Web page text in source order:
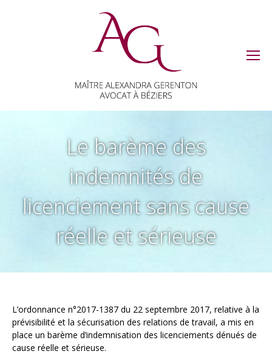
Le barème des
indemnités de
licenciement sans cause
réelle et sérieuse
L’ordonnance n°2017-1387 du 22 septembre 2017, relative à la
prévisibilité et la sécurisation des relations de travail, a mis en
place un barème d’indemnisation des licenciements dénués de
cause réelle et sérieuse.